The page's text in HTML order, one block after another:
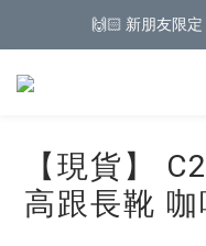
🙌🏻 新朋友限
【現貨】
高跟長靴